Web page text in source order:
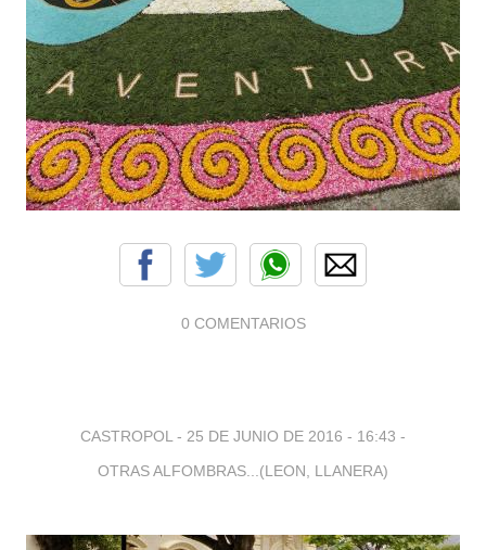
0 COMENTARIOS
CASTROPOL - 25 DE JUNIO DE 2016 - 16:43 -
OTRAS ALFOMBRAS...(LEON, LLANERA)